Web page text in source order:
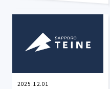
2025.12.01